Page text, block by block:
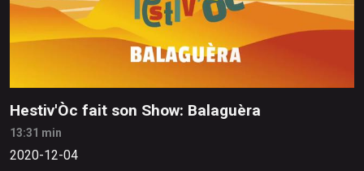
Hestiv'Òc fait son Show: Balaguèra
13:31 min
2020-12-04